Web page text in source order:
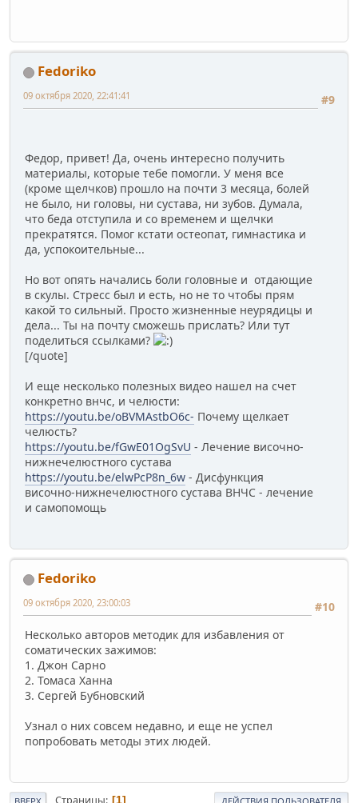
Fedoriko
#9
09 октября 2020, 22:41:41
Федор, привет! Да, очень интересно получить
материалы, которые тебе помогли. У меня все
(кроме щелчков) прошло на почти 3 месяца, болей
не было, ни головы, ни сустава, ни зубов. Думала,
что беда отступила и со временем и щелчки
прекратятся. Помог кстати остеопат, гимнастика и
да, успокоительные...
Но вот опять начались боли головные и отдающие
в скулы. Стресс был и есть, но не то чтобы прям
какой то сильный. Просто жизненные неурядицы и
дела... Ты на почту сможешь прислать? Или тут
поделиться ссылками?
[/quote]
И еще несколько полезных видео нашел на счет
конкретно внчс, и челюсти:
https://youtu.be/oBVMAstbO6c- Почему щелкает
челюсть?
https://youtu.be/fGwE01OgSvU - Лечение височно-
нижнечелюстного сустава
https://youtu.be/elwPcP8n_6w - Дисфункция
височно-нижнечелюстного сустава ВНЧС - лечение
и самопомощь
Fedoriko
#10
09 октября 2020, 23:00:03
Несколько авторов методик для избавления от
соматических зажимов:
1. Джон Сарно
2. Томаса Ханна
3. Сергей Бубновский
Узнал о них совсем недавно, и еще не успел
попробовать методы этих людей.
1